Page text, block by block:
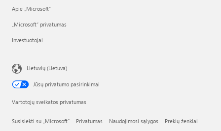
Apie „Microsoft“
„Microsoft“ privatumas
Investuotojai
Lietuvių (Lietuva)
Jūsų privatumo pasirinkimai
Vartotojų sveikatos privatumas
Susisiekti su „Microsoft“ Privatumas Naudojimosi sąlygos Prekių ženklai